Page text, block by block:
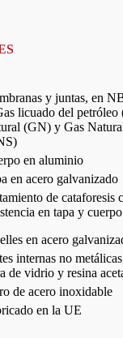
y juntas, en
licuado del petróleo
(GN) y Gas
en aluminio
en acero galvanizado
de cataforesis
en tapa y cuerpo
en acero
internas no
de vidrio y resina
de acero inoxidable
en la UE